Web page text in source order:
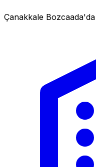
Çanakkale